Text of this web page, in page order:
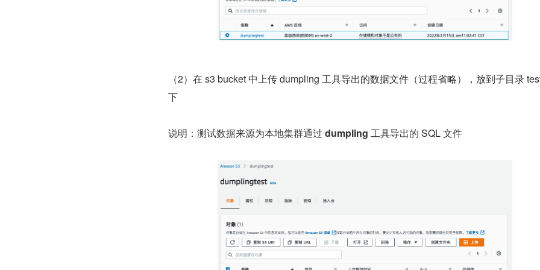
（2）在 s3 bucket 中上传 dumpling 工具导出的数据文件（过程省略），放到子目录
下
说明：测试数据来源为本地集群通过 dumpling 工具导出的 SQL 文件